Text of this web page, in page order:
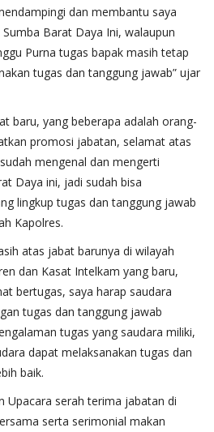
dan membantu saya
Barat Daya Ini, walaupun
Purna tugas bapak masih tetap
tugas dan tanggung jawab” ujar
baru, yang beberapa adalah orang-
promosi jabatan, selamat atas
mengenal dan mengerti
Daya ini, jadi sudah bisa
lingkup tugas dan tanggung jawab
Kapolres.
atas jabat barunya di wilayah
dan Kasat Intelkam yang baru,
bertugas, saya harap saudara
tugas dan tanggung jawab
tugas yang saudara miliki,
dapat melaksanakan tugas dan
baik.
Upacara serah terima jabatan di
serta serimonial makan